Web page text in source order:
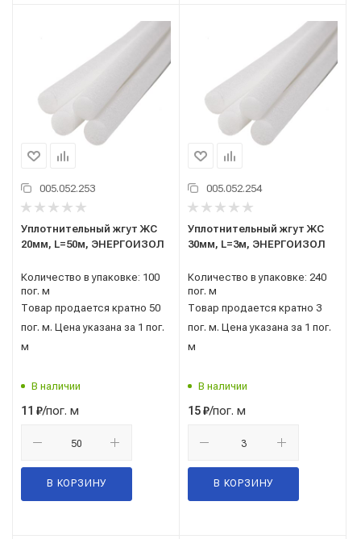
005.052.253
Уплотнительный жгут ЖС
20мм, L=50м, ЭНЕРГОИЗОЛ
Количество в упаковке: 100
пог. м
Товар продается кратно 50
пог. м. Цена указана за 1 пог.
м
В наличии
11 ₽/пог. м
В КОРЗИНУ
005.052.254
Уплотнительный жгут ЖС
30мм, L=3м, ЭНЕРГОИЗОЛ
Количество в упаковке: 240
пог. м
Товар продается кратно 3
пог. м. Цена указана за 1 пог.
м
В наличии
15₽/пог. м
В КОРЗИНУ